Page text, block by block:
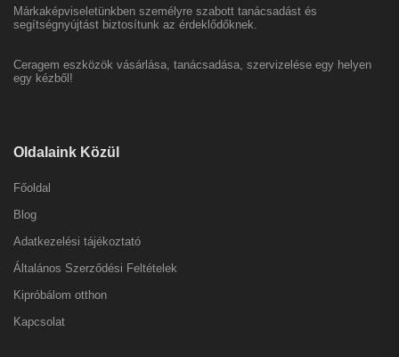
Márkaképviseletünkben személyre szabott tanácsadást és
segítségnyújtást biztosítunk az érdeklődőknek.
Ceragem eszközök vásárlása, tanácsadása, szervizelése egy helyen
egy kézből!
Oldalaink Közül
Főoldal
Blog
Adatkezelési tájékoztató
Általános Szerződési Feltételek
Kipróbálom otthon
Kapcsolat